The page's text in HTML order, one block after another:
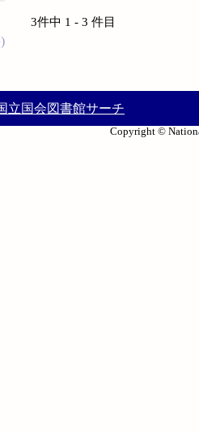
3件中 1 - 3 件目
立国会図書館サーチ
Copyright ©